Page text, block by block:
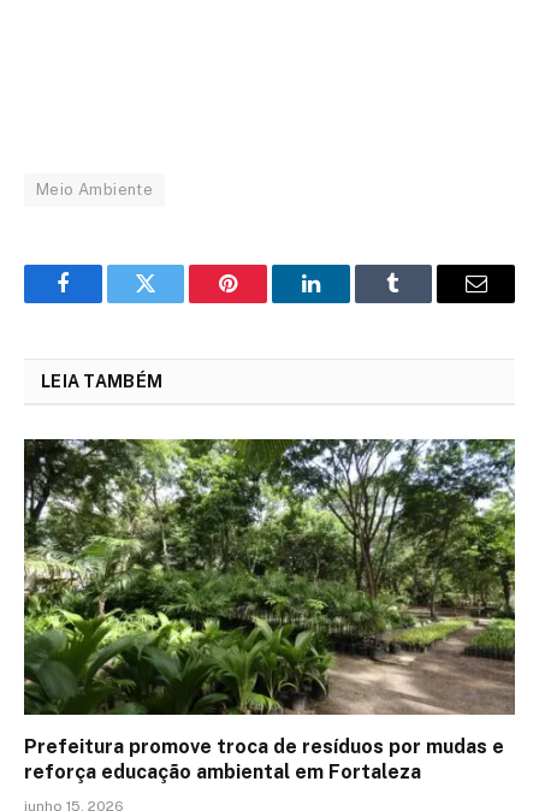
Meio Ambiente
FacebookTwitter Pinterest LinkedInTumblr Email
LEIA TAMBÉM
Prefeitura promove troca de resíduos por mudas e
reforça educação ambiental em Fortaleza
junho 15, 2026